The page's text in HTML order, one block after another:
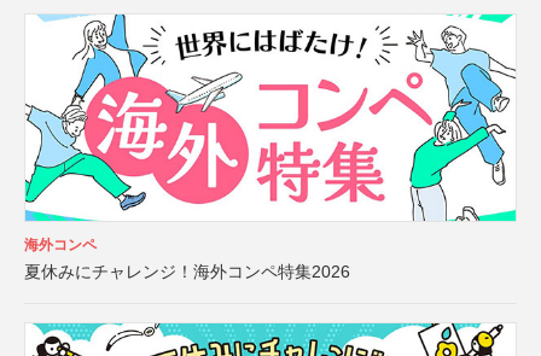
海外コンペ
夏休みにチャレンジ！海外コンペ特集2026